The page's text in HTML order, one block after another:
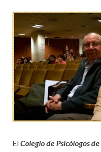
ElColegio de Psicólogos